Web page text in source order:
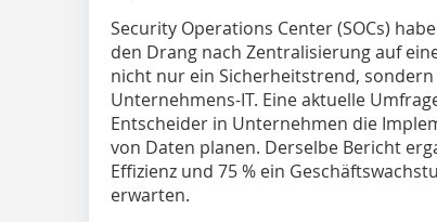
Security Operations Center (SOCs)
den Drang nach Zentralisierung auf
nicht nur ein Sicherheitstrend,
Unternehmens-IT. Eine aktuelle
Entscheider in Unternehmen die
von Daten planen. Derselbe Bericht
Effizienz und 75 % ein
erwarten.